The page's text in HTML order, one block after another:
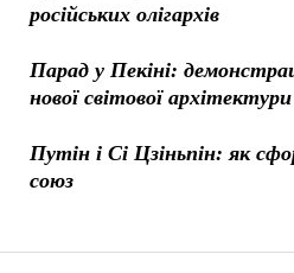
російських олігархів
Парад у Пекіні:
нової світової архітектури
Путін і Сі Цзіньпін: як
союз